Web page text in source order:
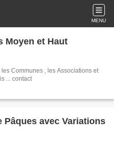
MENU
Moyen et Haut
... contact
Pâques avec Variations